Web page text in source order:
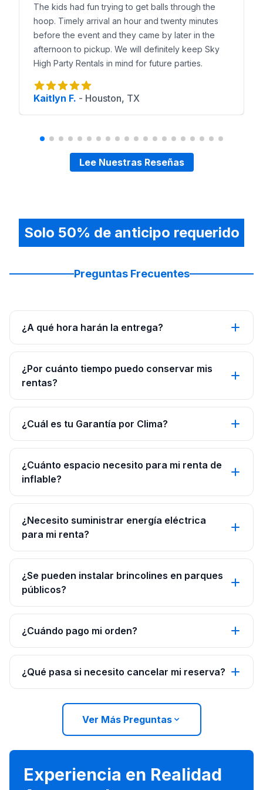
The kids had fun trying to get balls through the
hoop. Timely arrival an hour and twenty minutes
before the event and they came by later in the
afternoon to pickup. We will definitely keep Sky
High Party Rentals in mind for future parties.
Kaitlyn F. - Houston, TX
Lee Nuestras Reseñas
Solo 50% de anticipo requerido
Preguntas Frecuentes
¿A qué hora harán la entrega?
¿Por cuánto tiempo puedo conservar mis
rentas?
¿Cuál es tu Garantía por Clima?
¿Cuánto espacio necesito para mi renta de
inflable?
¿Necesito suministrar energía eléctrica
para mi renta?
¿Se pueden instalar brincolines en parques
públicos?
¿Cuándo pago mi orden?
¿Qué pasa si necesito cancelar mi reserva?
Ver Más Preguntas
Experiencia en Realidad